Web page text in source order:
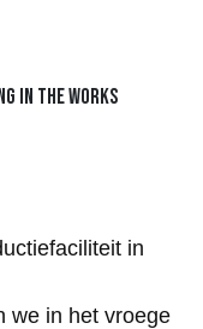
in
we in het vroege